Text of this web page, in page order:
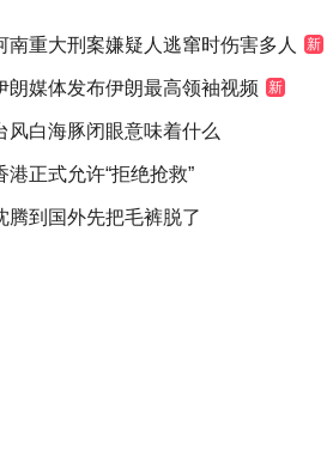
南重大刑案嫌疑人逃窜时伤害多人 新
朗媒体发布伊朗最高领袖视频 新
风白海豚闭眼意味着什么
港正式允许“拒绝抢救”
腾到国外先把毛裤脱了